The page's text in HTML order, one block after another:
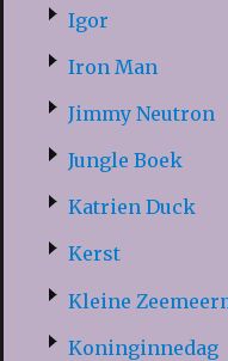
Igor
Iron Man
Jimmy Neutron
Jungle Boek
Katrien Duck
Kerst
Kleine
Koninginnedag